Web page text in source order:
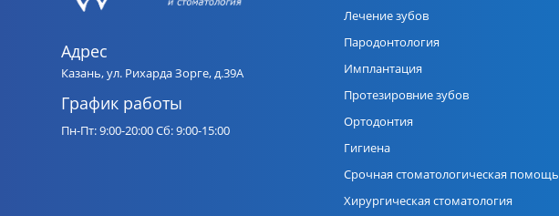
Адрес
Казань, ул. Рихарда Зорге, д.39А
График работы
Пн-Пт: 9:00-20:00Сб: 9:00-15:00
Лечение зубов
Пародонтология
Имплантация
Протезировние зубов
Ортодонтия
Гигиена
Срочная стоматологическая помощь
Хирургическая стоматология